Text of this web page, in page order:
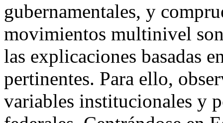
gubernamentales, y
movimientos multinivel
las explicaciones basadas
pertinentes. Para ello,
variables institucionales y